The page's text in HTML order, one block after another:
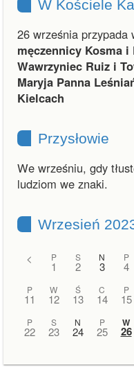
W Kościele
26 września przypada
męczennicy Kosma
Wawrzyniec Ruiz i
Maryja Panna
Kielcach
Przysłowie
We wrześniu, gdy
ludziom we znaki.
Wrzesień
< P
1
S
2
N
3
P
4
P
11
W
12
Ś
13
C
14
P
15
P
22
S
23
N
24
P
25
W
26